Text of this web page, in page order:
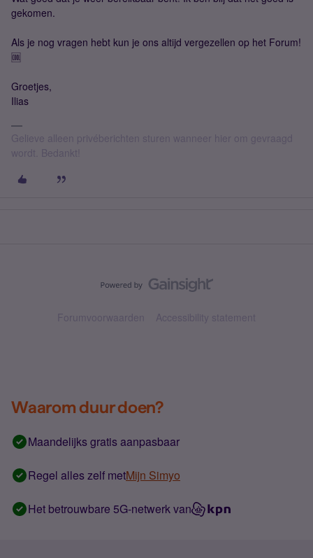
gekomen.
Als je nog vragen hebt kun je ons altijd vergezellen op het Forum!
🆒
Groetjes,
Ilias
Gelieve alleen privéberichten sturen wanneer hier om gevraagd
wordt. Bedankt!
Forumvoorwaarden Accessibility statement
Waarom duur doen?
Maandelijks gratis aanpasbaar
Regel alles zelf metMijn Simyo
Het betrouwbare 5G-netwerk van